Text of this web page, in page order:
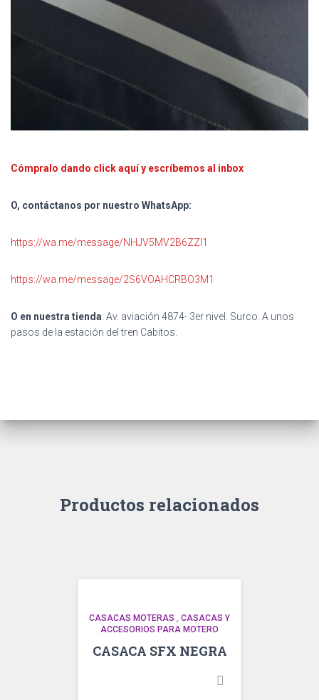
Cómpralo dando click aquí y escríbemos al inbox
O, contáctanos por nuestro WhatsApp:
https://wa.me/message/NHJV5MV2B6ZZI1
https://wa.me/message/2S6VOAHCRBO3M1
O en nuestra tienda: Av. aviación 4874- 3er nivel. Surco. A unos
pasos de la estación del tren Cabitos.
Productos relacionados
CASACAS MOTERAS
CASACAS Y
ACCESORIOS PARA MOTERO
CASACA SFX NEGRA